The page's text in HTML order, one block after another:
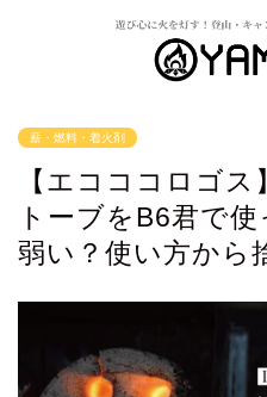
薪・燃料・着火剤
【エコココロゴ
トーブをB6君で
弱い？使い方から